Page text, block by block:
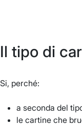
Il tipo di
Si, perché:
a seconda del
le cartine che